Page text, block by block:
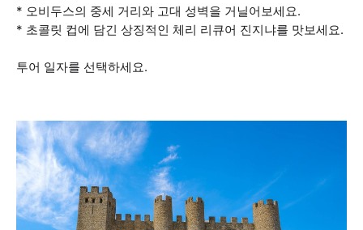
* 오비두스의 중세 거리와 고대 성벽을 거닐어보세요.
* 초콜릿 컵에 담긴 상징적인 체리 리큐어 진지냐를 맛보세요.
투어 일자를 선택하세요.